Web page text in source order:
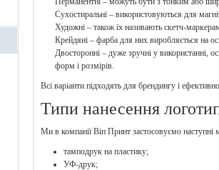
Сухостиральні – використовуються для
Художні – також їх називають скетч-
Крейдяні – фарба для них виробляється на
Двосторонні – дуже зручні у використанні,
форм і розмірів.
Всі варіанти підходять для брендингу і
Типи нанесення
Ми в компанії Віп Принт застосовуємо наступні
тамподрук на пластику;
УФ-друк;